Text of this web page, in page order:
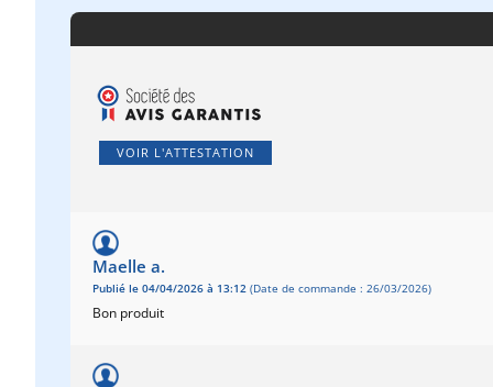
VOIR L'ATTESTATION
Maelle a.
Publié le 04/04/2026 à 13:12 (Date de commande : 26/03/2026)
Bon produit